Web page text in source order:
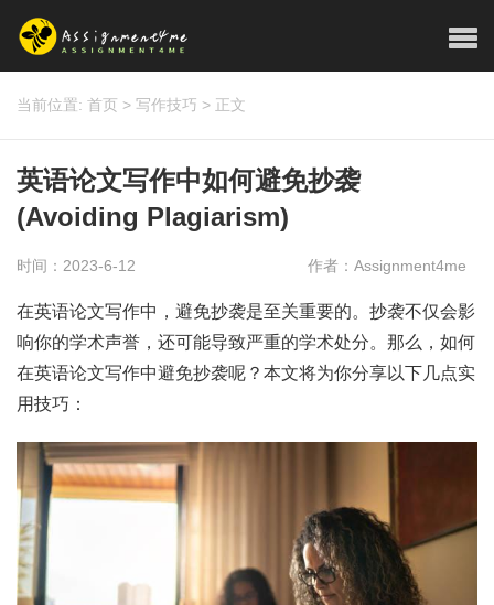
当前位置: 首页 > 写作技巧 > 正文
英语论文写作中如何避免抄袭
(Avoiding Plagiarism)
时间：2023-6-12 作者：Assignment4me
在英语论文写作中，避免抄袭是至关重要的。抄袭不仅会影
响你的学术声誉，还可能导致严重的学术处分。那么，如何
在英语论文写作中避免抄袭呢？本文将为你分享以下几点实
用技巧：